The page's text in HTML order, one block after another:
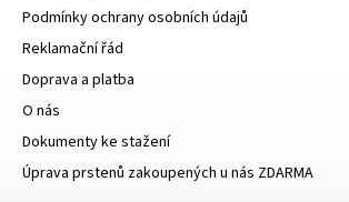
Podmínky ochrany osobních údajů
Reklamační řád
Doprava a platba
O nás
Dokumenty ke stažení
Úprava prstenů zakoupených u nás ZDARMA